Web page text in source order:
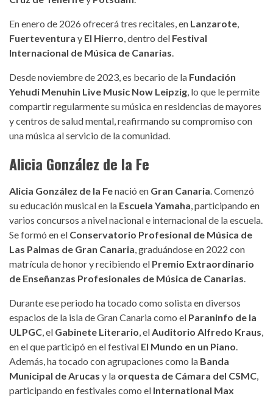
En enero de 2026 ofrecerá tres recitales, en Lanzarote,
Fuerteventura y El Hierro, dentro del Festival
Internacional de Música de Canarias.
Desde noviembre de 2023, es becario de la Fundación
Yehudi Menuhin Live Music Now Leipzig, lo que le permite
compartir regularmente su música en residencias de mayores
y centros de salud mental, reafirmando su compromiso con
una música al servicio de la comunidad.
Alicia González de la Fe
Alicia González de la Fenació en Gran Canaria. Comenzó
su educación musical en la Escuela Yamaha, participando en
varios concursos a nivel nacional e internacional de la escuela.
Se formó en el Conservatorio Profesional de Música de
Las Palmas de Gran Canaria, graduándose en 2022 con
matrícula de honor y recibiendo el Premio Extraordinario
de Enseñanzas Profesionales de Música de Canarias.
Durante ese periodo ha tocado como solista en diversos
espacios de la isla de Gran Canaria como el Paraninfo de la
ULPGC, el Gabinete Literario, elAuditorio Alfredo Kraus,
en el que participó en el festival El Mundo en un Piano.
Además, ha tocado con agrupaciones como la Banda
Municipal de Arucas y la orquesta de Cámara del CSMC,
participando en festivales como el International Max